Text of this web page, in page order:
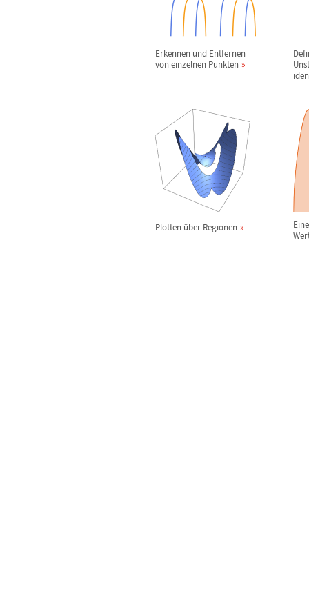
Erkennen und Entfernen
von einzelnen Punkten
Plotten über Regionen